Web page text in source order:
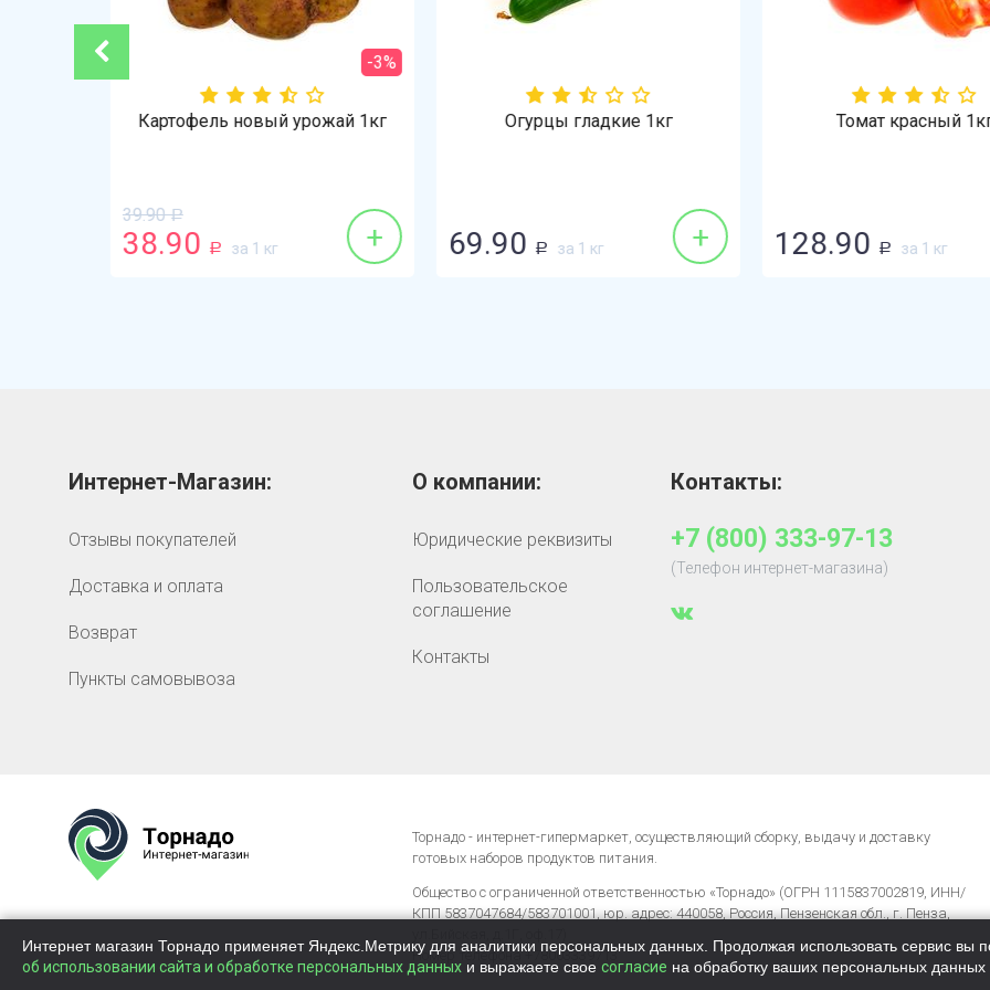
-3%
Картофель новый урожай 1кг
39.90 Р
38.90 Р за 1 кг +
Огурцы гладкие 1кг
69.90 Р за 1 кг +
Томат красный 1кг
128.90 Р за 1 кг
Интернет-Магазин:
Отзывы покупателей
Доставка и оплата
Возврат
Пункты самовывоза
О компании:
Юридические реквизиты
Пользовательское
соглашение
Контакты
Контакты:
+7 (800) 333-97-13
(Телефон интернет-магазина)
Торнадо - интернет-гипермаркет, осуществляющий сборку, выдачу и доставку
готовых наборов продуктов питания.
Общество с ограниченной ответственностью «Торнадо» (ОГРН 1115837002819, ИНН/
КПП 5837047684/583701001, юр. адрес: 440058, Россия, Пензенская обл., г. Пенза,
Номер телефона +78003339713
Интернет магазин Торнадо применяет Яндекс.Метрику для аналитики персональных данных. Продолжая использовать сервис вы
об использовании сайта и обработке персональных данных и выражаете свое согласие на обработку ваших персональных данных